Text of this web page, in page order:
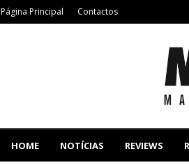
Página Principal Contactos
HOME NOTÍCIAS REVIEWS